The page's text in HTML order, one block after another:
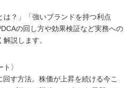
？」「強いブランドを持つ利点
の回し方や効果検証など実務への
説します。
〉
す方法。株価が上昇を続ける今こ